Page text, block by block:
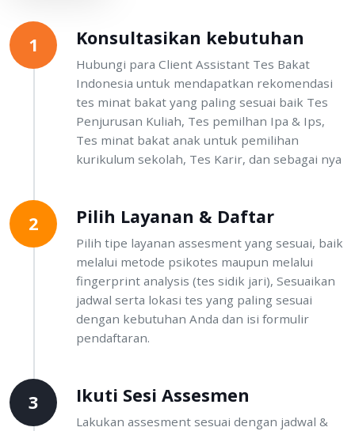
1 Konsultasikan kebutuhan
Hubungi para Client Assistant Tes Bakat
Indonesia untuk mendapatkan rekomendasi
tes minat bakat yang paling sesuai baik Tes
Penjurusan Kuliah, Tes pemilhan Ipa & Ips,
Tes minat bakat anak untuk pemilihan
kurikulum sekolah, Tes Karir, dan sebagai nya
2 Pilih Layanan & Daftar
Pilih tipe layanan assesment yang sesuai, baik
melalui metode psikotes maupun melalui
fingerprint analysis (tes sidik jari), Sesuaikan
jadwal serta lokasi tes yang paling sesuai
dengan kebutuhan Anda dan isi formulir
pendaftaran.
3 Ikuti Sesi Assesmen
Lakukan assesment sesuai dengan jadwal &